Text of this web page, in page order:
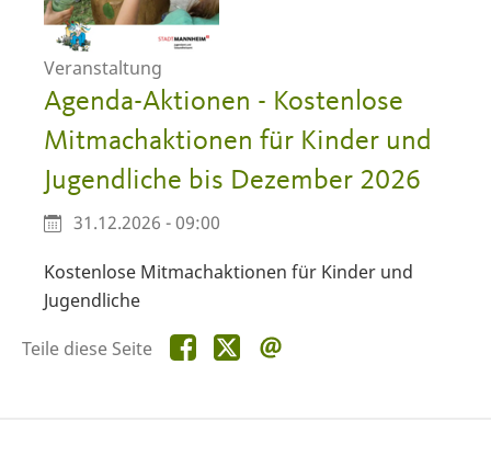
Veranstaltung
Agenda-Aktionen - Kostenlose
Mitmachaktionen für Kinder und
Jugendliche bis Dezember 2026
31.12.2026 - 09:00
Kostenlose Mitmachaktionen für Kinder und
Jugendliche
Teile diese Seite
Teile
diese
Teile
diese